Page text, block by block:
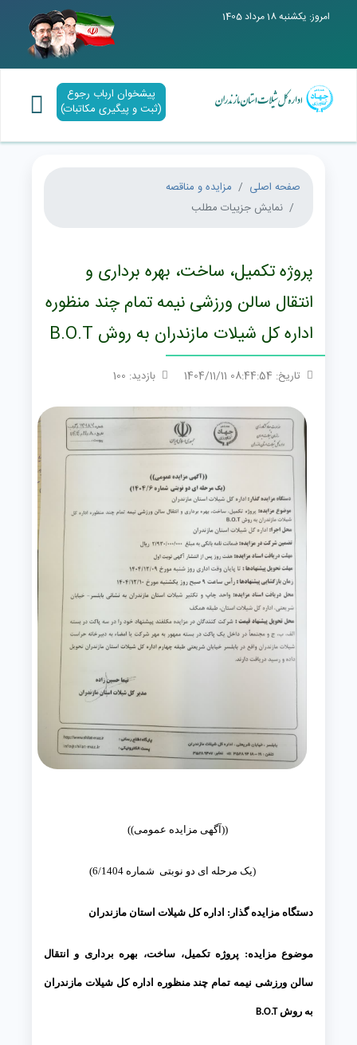
امروز: یکشنبه 18 مرداد 1405
پیشخوان ارباب رجوع
(ثبت و پیگیری مکاتبات)
صفحه اصلی
مزایده و مناقصه
نمایش جزییات مطلب
پروژه تکمیل، ساخت، بهره برداری و
انتقال سالن ورزشی نیمه تمام چند منظوره
اداره کل شیلات مازندران به روش B.O.T
تاریخ: 08:44:54 1404/11/11 بازدید: 100
((آگهی مزایده عمومی))
(یک مرحله ای دو نوبتی شماره 6/1404)
دستگاه مزایده گذار: اداره کل شیلات استان مازندران
موضوع مزایده: پروژه تکمیل، ساخت، بهره برداری و انتقال
سالن ورزشی نیمه تمام چند منظوره اداره کل شیلات مازندران
به روشB.O.T